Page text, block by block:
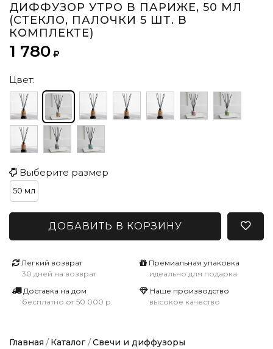
ДИФФУЗОР УТРО В ПАРИЖЕ, 50 МЛ
(СТЕКЛО, ПАЛОЧКИ 5 ШТ. В
КОМПЛЕКТЕ)
1 780
Цвет:
Выберите размер
50 мл
ДОБАВИТЬ В КОРЗИНУ
Легкий возврат
30 дней на возврат
Премиальная упаковка
идеально для подарка
Доставка на дом
бесплатно от 50 000 р.
Наше производство
высокое качество
Главная Каталог Свечи и диффузоры